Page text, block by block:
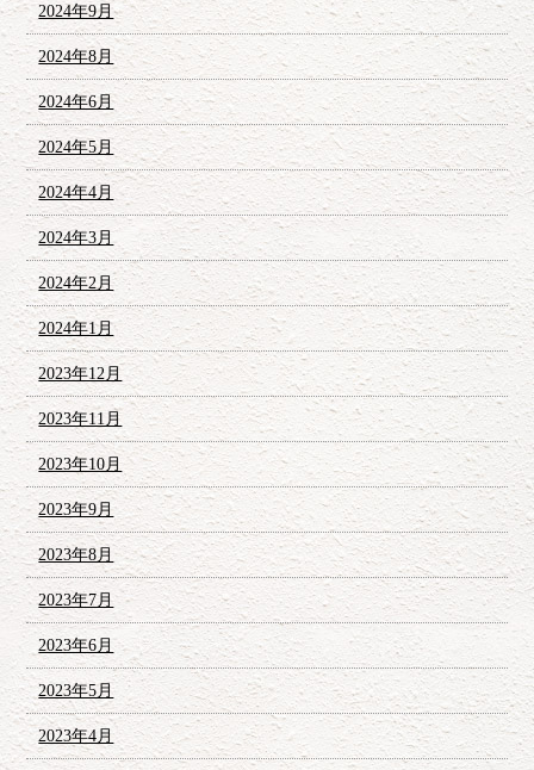
2024年9月
2024年8月
2024年6月
2024年5月
2024年4月
2024年3月
2024年2月
2024年1月
2023年12月
2023年11月
2023年10月
2023年9月
2023年8月
2023年7月
2023年6月
2023年5月
2023年4月